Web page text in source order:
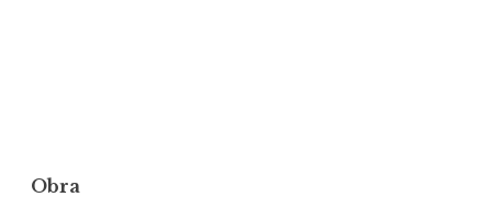
Obra